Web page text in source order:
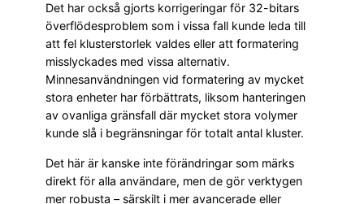
Det har också gjorts korrigeringar för 32-bitars
överflödesproblem som i vissa fall kunde leda till
att fel klusterstorlek valdes eller att formatering
misslyckades med vissa alternativ.
Minnesanvändningen vid formatering av mycket
stora enheter har förbättrats, liksom hanteringen
av ovanliga gränsfall där mycket stora volymer
kunde slå i begränsningar för totalt antal kluster.
Det här är kanske inte förändringar som märks
direkt för alla användare, men de gör verktygen
mer robusta – särskilt i mer avancerade eller